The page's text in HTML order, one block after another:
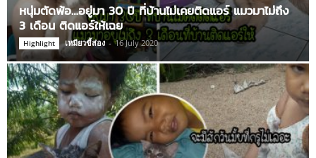
หนุ่มตัดพ้อ…อยู่มา 30 ปี ที่บ้านไม่เคยติดแอร์ แมวมาไม่ถึง
3 เดือน ติดแอร์ให้เฉย
Highlight เหมียวขี้ส่อง - 16 July 2020